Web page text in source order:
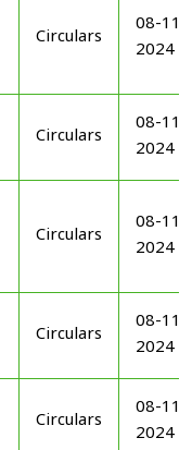
Circulars
08-11-
2024
Circulars
08-11-
2024
Circulars
08-11-
2024
Circulars
08-11-
2024
Circulars
08-11-
2024